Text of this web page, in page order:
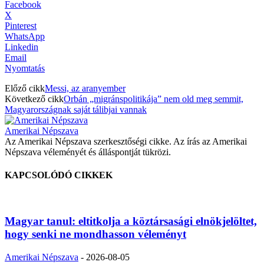
Facebook
X
Pinterest
WhatsApp
Linkedin
Email
Nyomtatás
Előző cikkMessi, az aranyember
Következő cikkOrbán „migránspolitikája” nem old meg semmit,
Magyarországnak saját tálibjai vannak
Amerikai Népszava
Az Amerikai Népszava szerkesztőségi cikke. Az írás az Amerikai
Népszava véleményét és álláspontját tükrözi.
KAPCSOLÓDÓ CIKKEK
Magyar tanul: eltitkolja a köztársasági elnökjelöltet,
hogy senki ne mondhasson véleményt
Amerikai Népszava - 2026-08-05